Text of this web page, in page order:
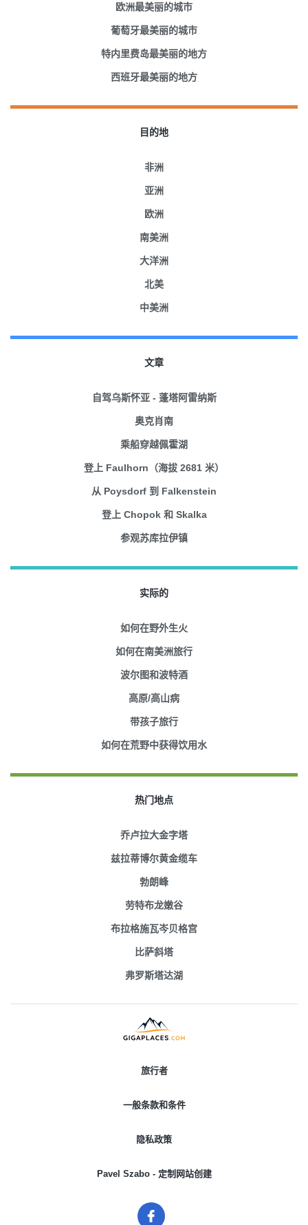
欧洲最美丽的城市
葡萄牙最美丽的城市
特内里费岛最美丽的地方
西班牙最美丽的地方
目的地
非洲
亚洲
欧洲
南美洲
大洋洲
北美
中美洲
文章
自驾乌斯怀亚 - 蓬塔阿雷纳斯
奥克肖南
乘船穿越佩霍湖
登上 Faulhorn（海拔 2681 米）
从 Poysdorf 到 Falkenstein
登上 Chopok 和 Skalka
参观苏库拉伊镇
实际的
如何在野外生火
如何在南美洲旅行
波尔图和波特酒
高原/高山病
带孩子旅行
如何在荒野中获得饮用水
热门地点
乔卢拉大金字塔
兹拉蒂博尔黄金缆车
勃朗峰
劳特布龙嫩谷
布拉格施瓦岑贝格宫
比萨斜塔
弗罗斯塔达湖
旅行者
一般条款和条件
隐私政策
Pavel Szabo - 定制网站创建